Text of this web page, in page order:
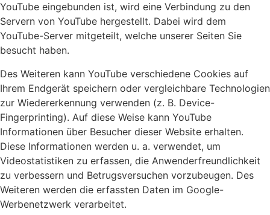
YouTube eingebunden ist, wird eine Verbindung zu den
Servern von YouTube hergestellt. Dabei wird dem
YouTube-Server mitgeteilt, welche unserer Seiten Sie
besucht haben.
Des Weiteren kann YouTube verschiedene Cookies auf
Ihrem Endgerät speichern oder vergleichbare Technologien
zur Wiedererkennung verwenden (z. B. Device-
Fingerprinting). Auf diese Weise kann YouTube
Informationen über Besucher dieser Website erhalten.
Diese Informationen werden u. a. verwendet, um
Videostatistiken zu erfassen, die Anwenderfreundlichkeit
zu verbessern und Betrugsversuchen vorzubeugen. Des
Weiteren werden die erfassten Daten im Google-
Werbenetzwerk verarbeitet.